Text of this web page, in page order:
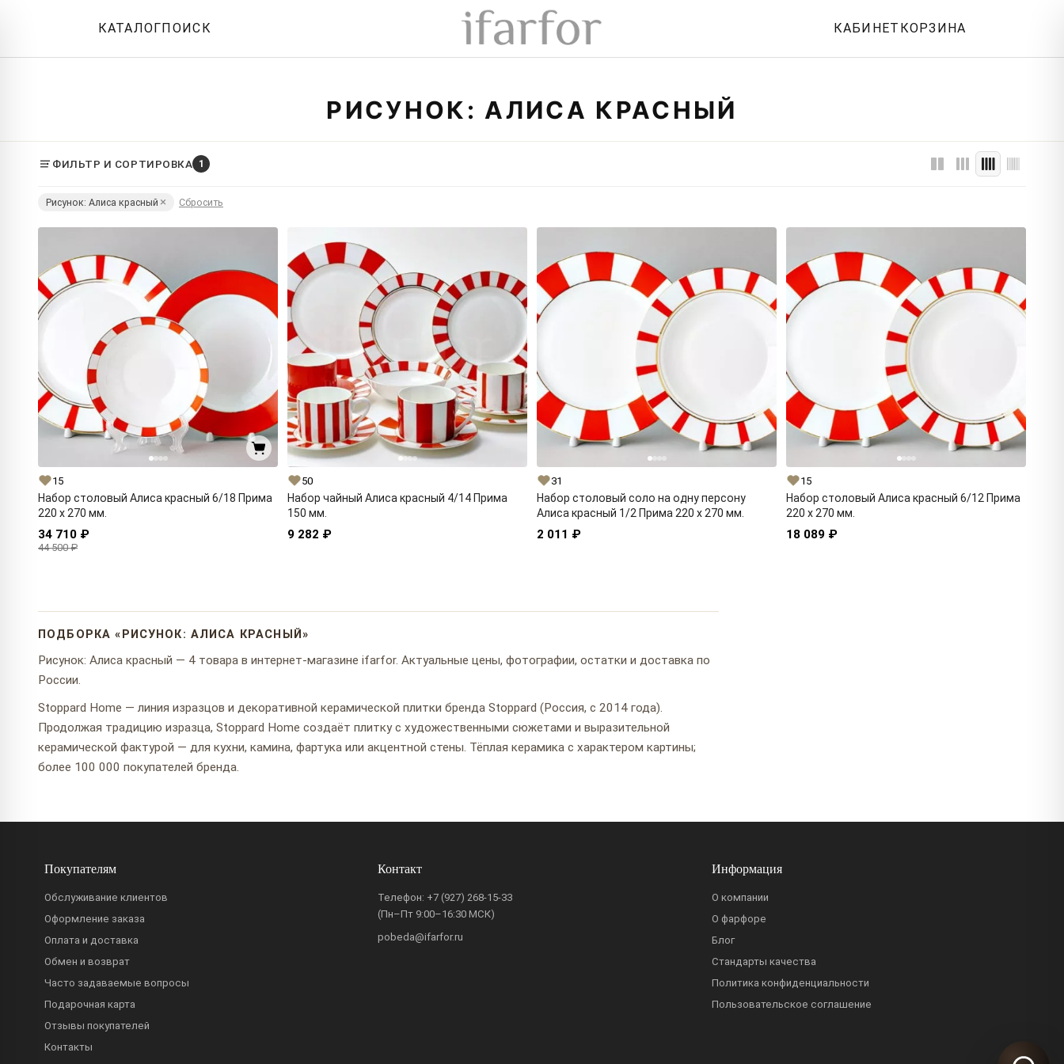
КАТАЛОГПОИСК КАБИНЕТ КОРЗИНА
РИСУНОК: АЛИСА КРАСНЫЙ
ФИЛЬТР И СОРТИРОВКА 1
Рисунок: Алиса красный Сбросить
15
Набор столовый Алиса красный 6/18 Прима
220 x 270 мм.
34 710 ₽
44 500 ₽
50
Набор чайный Алиса красный 4/14 Прима
150 мм.
9 282 ₽
31
Набор столовый соло на одну персону
Алиса красный 1/2 Прима 220 x 270 мм.
2 011 ₽
15
Набор столовый Алиса красный 6/12 Прима
220 x 270 мм.
18 089 ₽
ПОДБОРКА «РИСУНОК: АЛИСА КРАСНЫЙ»
Рисунок: Алиса красный — 4 товара в интернет-магазине ifarfor. Актуальные цены, фотографии, остатки и доставка по
России.
Stoppard Home — линия изразцов и декоративной керамической плитки бренда Stoppard (Россия, с 2014 года).
Продолжая традицию изразца, Stoppard Home создаёт плитку с художественными сюжетами и выразительной
керамической фактурой — для кухни, камина, фартука или акцентной стены. Тёплая керамика с характером картины;
более 100 000 покупателей бренда.
Покупателям
Обслуживание клиентов
Оформление заказа
Оплата и доставка
Обмен и возврат
Часто задаваемые вопросы
Подарочная карта
Отзывы покупателей
Контакты
Контакт
Телефон: +7 (927) 268-15-33
(Пн–Пт 9:00–16:30 МСК)
pobeda@ifarfor.ru
Информация
О компании
О фарфоре
Блог
Стандарты качества
Политика конфиденциальности
Пользовательское соглашение